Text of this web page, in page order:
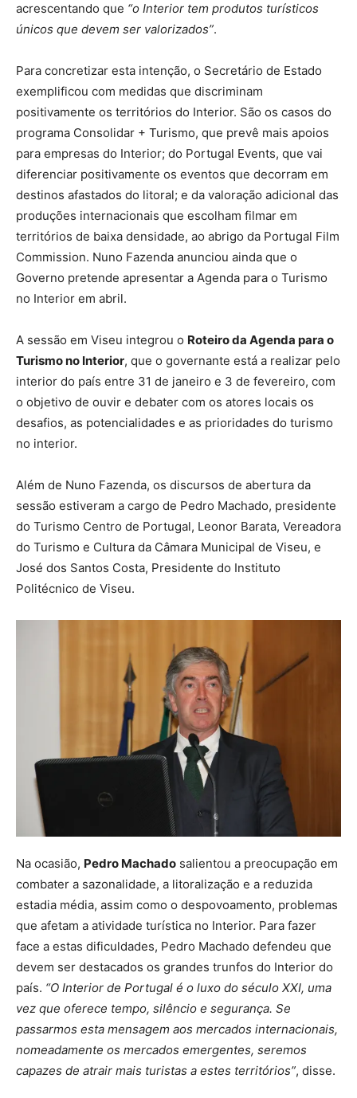
acrescentando que “o Interior tem produtos turísticos
únicos que devem ser valorizados”.
Para concretizar esta intenção, o Secretário de Estado
exemplificou com medidas que discriminam
positivamente os territórios do Interior. São os casos do
programa Consolidar + Turismo, que prevê mais apoios
para empresas do Interior; do Portugal Events, que vai
diferenciar positivamente os eventos que decorram em
destinos afastados do litoral; e da valoração adicional das
produções internacionais que escolham filmar em
territórios de baixa densidade, ao abrigo da Portugal Film
Commission. Nuno Fazenda anunciou ainda que o
Governo pretende apresentar a Agenda para o Turismo
no Interior em abril.
A sessão em Viseu integrou o Roteiro da Agenda para o
Turismo no Interior, que o governante está a realizar pelo
interior do país entre 31 de janeiro e 3 de fevereiro, com
o objetivo de ouvir e debater com os atores locais os
desafios, as potencialidades e as prioridades do turismo
no interior.
Além de Nuno Fazenda, os discursos de abertura da
sessão estiveram a cargo de Pedro Machado, presidente
do Turismo Centro de Portugal, Leonor Barata, Vereadora
do Turismo e Cultura da Câmara Municipal de Viseu, e
José dos Santos Costa, Presidente do Instituto
Politécnico de Viseu.
Na ocasião, Pedro Machado salientou a preocupação em
combater a sazonalidade, a litoralização e a reduzida
estadia média, assim como o despovoamento, problemas
que afetam a atividade turística no Interior. Para fazer
face a estas dificuldades, Pedro Machado defendeu que
devem ser destacados os grandes trunfos do Interior do
país. “O Interior de Portugal é o luxo do século XXI, uma
vez que oferece tempo, silêncio e segurança. Se
passarmos esta mensagem aos mercados internacionais,
nomeadamente os mercados emergentes, seremos
capazes de atrair mais turistas a estes territórios”, disse.